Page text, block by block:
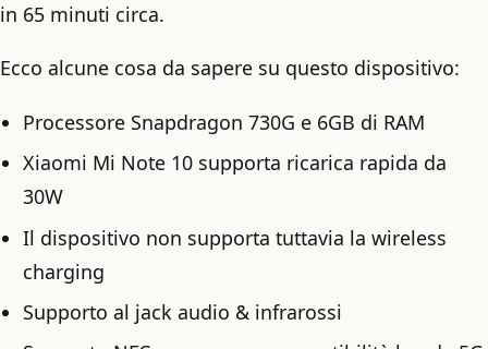
in 65 minuti circa.
Ecco alcune cosa da sapere su questo dispositivo:
Processore Snapdragon 730G e 6GB di RAM
Xiaomi Mi Note 10 supporta ricarica rapida da
30W
Il dispositivo non supporta tuttavia la wireless
charging
Supporto al jack audio & infrarossi